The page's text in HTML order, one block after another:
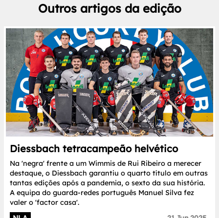
Outros artigos da edição
Diessbach tetracampeão helvético
Na 'negra' frente a um Wimmis de Rui Ribeiro a merecer
destaque, o Diessbach garantiu o quarto título em outras
tantas edições após a pandemia, o sexto da sua história.
A equipa do guarda-redes português Manuel Silva fez
valer o 'factor casa'.